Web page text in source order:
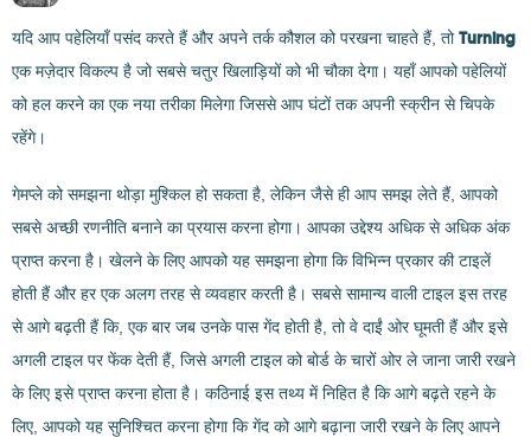
यदि आप पहेलियाँ पसंद करते हैं और अपने तर्क कौशल को परखना चाहते हैं, तोTurning
एक मज़ेदार विकल्प है जो सबसे चतुर खिलाड़ियों को भी चौका देगा। यहाँ आपको पहेलियों
को हल करने का एक नया तरीका मिलेगा जिससे आप घंटों तक अपनी स्क्रीन से चिपके
रहेंगे।
गेमप्ले को समझना थोड़ा मुश्किल हो सकता है, लेकिन जैसे ही आप समझ लेते हैं, आपको
सबसे अच्छी रणनीति बनाने का प्रयास करना होगा। आपका उद्देश्य अधिक से अधिक अंक
प्राप्त करना है। खेलने के लिए आपको यह समझना होगा कि विभिन्न प्रकार की टाइलें
होती हैं और हर एक अलग तरह से व्यवहार करती है। सबसे सामान्य वाली टाइल इस तरह
से आगे बढ़ती हैं कि, एक बार जब उनके पास गेंद होती है, तो वे दाईं ओर घूमती हैं और इसे
अगली टाइल पर फेंक देती हैं, जिसे अगली टाइल को बोर्ड के चारों ओर ले जाना जारी रखने
के लिए इसे प्राप्त करना होता है। कठिनाई इस तथ्य में निहित है कि आगे बढ़ते रहने के
लिए, आपको यह सुनिश्चित करना होगा कि गेंद को आगे बढ़ाना जारी रखने के लिए आपने